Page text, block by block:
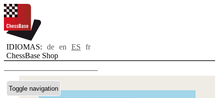
IDIOMAS: de en ES
fr
ChessBase Shop
Toggle navigation